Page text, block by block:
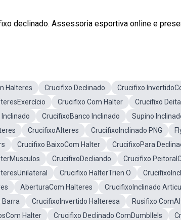
declinado. Assessoria esportiva online e
Halteres Crucifixo Declinado Crucifixo
Crucifixo Com Halter Crucifixo
CrucifixoBanco Inclinado Supino
CrucifixoAlteres CrucifixoInclinado PNG
Crucifixo BaixoCom Halter CrucifixoPara
CrucifixoDecliando Crucifixo
Crucifixo HalterTrien O
AberturaCom Halteres CrucifixoInclinado
Barra
CrucifixoInvertido Halteresa Rusifixo
Halter
Crucifixo Declinado ComDumbllels